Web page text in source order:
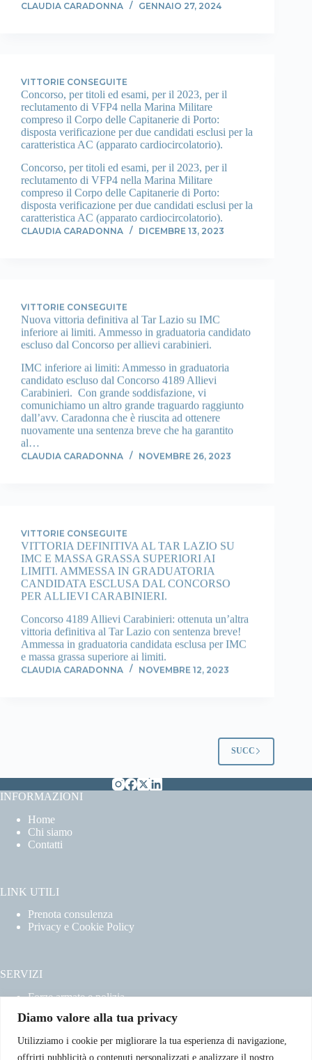
Diamo valore alla tua privacy
Utilizziamo i cookie per migliorare la tua esperienza di navigazione,
offrirti pubblicità o contenuti personalizzati e analizzare il nostro
CLAUDIA CARADONNA GENNAIO 27, 2024
VITTORIE CONSEGUITE
Concorso, per titoli ed esami, per il 2023, per il
reclutamento di VFP4 nella Marina Militare
compreso il Corpo delle Capitanerie di Porto:
disposta verificazione per due candidati esclusi per la
caratteristica AC (apparato cardiocircolatorio).
Concorso, per titoli ed esami, per il 2023, per il
reclutamento di VFP4 nella Marina Militare
compreso il Corpo delle Capitanerie di Porto:
disposta verificazione per due candidati esclusi per la
caratteristica AC (apparato cardiocircolatorio).
CLAUDIA CARADONNA DICEMBRE 13, 2023
VITTORIE CONSEGUITE
Nuova vittoria definitiva al Tar Lazio su IMC
inferiore ai limiti. Ammesso in graduatoria candidato
escluso dal Concorso per allievi carabinieri.
IMC inferiore ai limiti: Ammesso in graduatoria
candidato escluso dal Concorso 4189 Allievi
Carabinieri. Con grande soddisfazione, vi
comunichiamo un altro grande traguardo raggiunto
dall’avv. Caradonna che è riuscita ad ottenere
nuovamente una sentenza breve che ha garantito
al…
CLAUDIA CARADONNA NOVEMBRE 26, 2023
VITTORIE CONSEGUITE
VITTORIA DEFINITIVA AL TAR LAZIO SU
IMC E MASSA GRASSA SUPERIORI AI
LIMITI. AMMESSA IN GRADUATORIA
CANDIDATA ESCLUSA DAL CONCORSO
PER ALLIEVI CARABINIERI.
Concorso 4189 Allievi Carabinieri: ottenuta un’altra
vittoria definitiva al Tar Lazio con sentenza breve!
Ammessa in graduatoria candidata esclusa per IMC
e massa grassa superiore ai limiti.
CLAUDIA CARADONNA NOVEMBRE 12, 2023
SUCC
INFORMAZIONI
Home
Chi siamo
Contatti
LINK UTILI
Prenota consulenza
Privacy e Cookie Policy
SERVIZI
Forze armate e polizia
Concorsi pubblici
Pubblico impiego
Contratti con la pubblica amministrazione